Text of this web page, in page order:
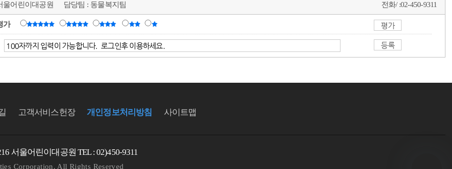
울어린이대공원 담당팀 : 동물복지팀 전화/ :02-450-9311
가
고객서비스헌장 개인정보처리방침 사이트맵
서울어린이대공원 TEL : 02)450-9311
Corporation. All Rights Reserved